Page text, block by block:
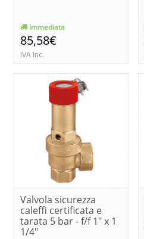
Immediata
85,58€
IVA Inc.
Valvola sicurezza
caleffi certificata e
tarata 5 bar - f/f 1" x 1
1/4"